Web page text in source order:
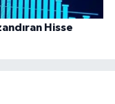
Hisse